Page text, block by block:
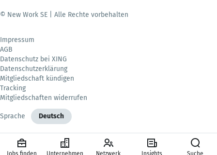
© New Work SE | Alle Rechte vorbehalten
Impressum
AGB
Datenschutz bei XING
Datenschutzerklärung
Mitgliedschaft kündigen
Tracking
Mitgliedschaften widerrufen
Sprache Deutsch
Jobs finden Unternehmen Netzwerk Insights Suche